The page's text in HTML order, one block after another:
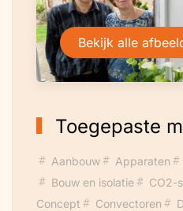
Bekijk alle
Toegepaste
Aanbouw Apparaten
Bouw en isolatie
CO2-
Concept
Convectoren